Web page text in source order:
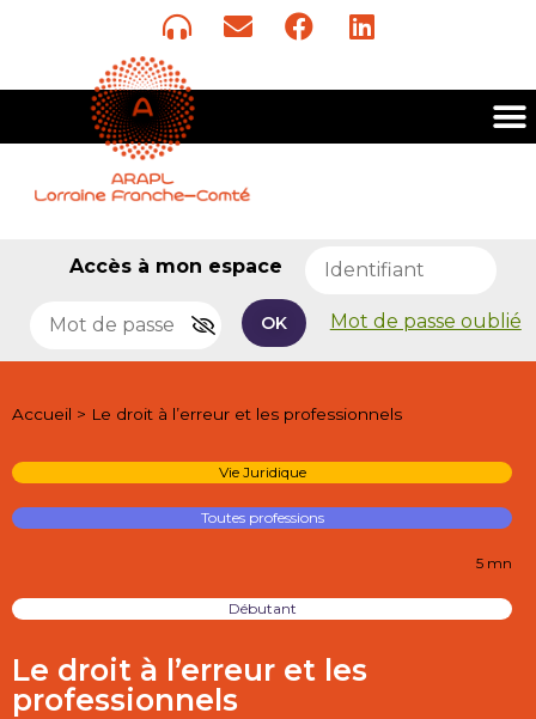
Accès à mon espace
OK Mot de passe oublié
Accueil > Le droit à l’erreur et les professionnels
Vie Juridique
Toutes professions
5 mn
Débutant
Le droit à l’erreur et les
professionnels